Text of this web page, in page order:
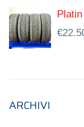
€
ARCHIVI